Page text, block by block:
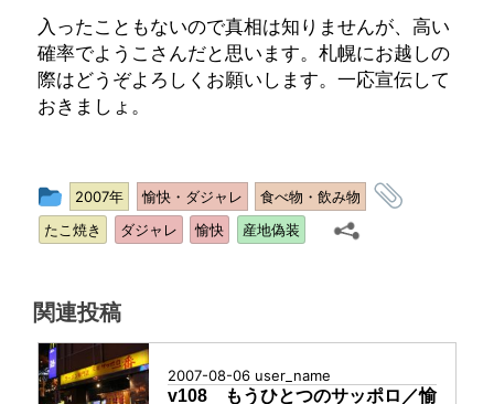
入ったこともないので真相は知りませんが、高い
確率でようこさんだと思います。札幌にお越しの
際はどうぞよろしくお願いします。一応宣伝して
おきましょ。
投
稿
グ
ー
プ
2007年 愉快・ダジャレ 食べ物・飲み物
たこ焼き ダジャレ 愉快 産地偽装
関連投稿
2007-08-06 user_name
v108 もうひとつのサッポロ／愉